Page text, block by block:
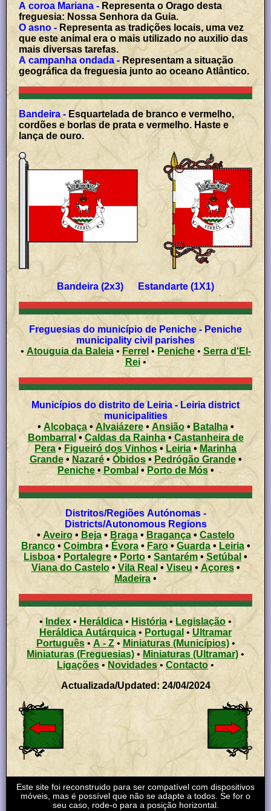
A coroa Mariana - Representa o Orago desta
freguesia: Nossa Senhora da Guia.
O asno - Representa as tradições locais, uma vez
que este animal era o mais utilizado no auxilio das
mais diversas tarefas.
A campanha ondada - Representam a situação
geográfica da freguesia junto ao oceano Atlântico.
Bandeira - Esquartelada de branco e vermelho,
cordões e borlas de prata e vermelho. Haste e
lança de ouro.
Bandeira (2x3) Estandarte (1X1)
Freguesias do município de Peniche - Peniche
municipality civil parishes
• Atouguia da Baleia• Ferrel • Peniche• Serra d'El-
Rei•
Municípios do distrito de Leiria - Leiria district
municipalities
• Alcobaça• Alvaiázere• Ansião• Batalha•
Bombarral • Caldas da Rainha• Castanheira de
Pera• Figueiró dos Vinhos • Leiria •Marinha
Grande• Nazaré• Óbidos•Pedrógão Grande•
Peniche• Pombal •Porto de Mós•
Distritos/Regiões Autónomas -
Districts/Autonomous Regions
• Aveiro• Beja• Braga• Bragança•Castelo
Branco• Coimbra• Évora•Faro• Guarda• Leiria•
Lisboa • Portalegre • Porto • Santarém •Setúbal •
Viana do Castelo• Vila Real • Viseu• Açores•
Madeira •
• Index• Heráldica • História • Legislação •
Heráldica Autárquica • Portugal • Ultramar
Português• A - Z• Miniaturas (Municípios)•
Miniaturas (Freguesias) •Miniaturas (Ultramar) •
Ligações• Novidades• Contacto •
Actualizada/Updated: 24/04/2024
Este site foi reconstruido para ser compatível com dispositivos
móveis, mas é possível que não se adapte a todos. Se for o
seu caso, rode-o para a posição horizontal.